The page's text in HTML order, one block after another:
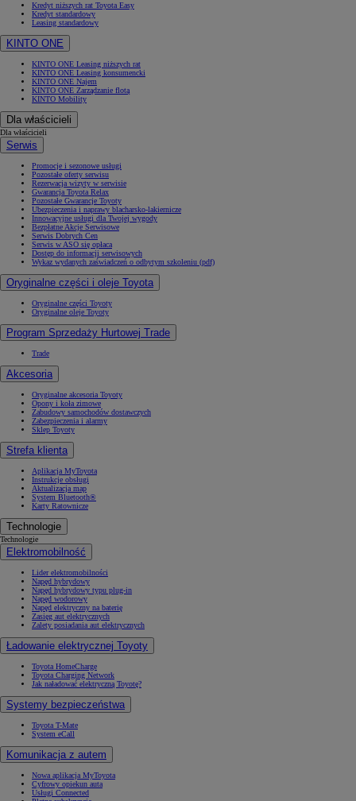
Kredyt niższych rat Toyota Easy
Kredyt standardowy
Leasing standardowy
KINTO ONE
KINTO ONE Leasing niższych rat
KINTO ONE Leasing konsumencki
KINTO ONE Najem
KINTO ONE Zarządzanie flotą
KINTO Mobility
Dla właścicieli
Dla właścicieli
Serwis
Promocje i sezonowe usługi
Pozostałe oferty serwisu
Rezerwacja wizyty w serwisie
Gwarancja Toyota Relax
Pozostałe Gwarancje Toyoty
Ubezpieczenia i naprawy blacharsko-lakiernicze
Innowacyjne usługi dla Twojej wygody
Bezpłatne Akcje Serwisowe
Serwis Dobrych Cen
Serwis w ASO się opłaca
Dostęp do informacji serwisowych
Wykaz wydanych zaświadczeń o odbytym szkoleniu (pdf)
Oryginalne części i oleje Toyota
Oryginalne części Toyoty
Oryginalne oleje Toyoty
Program Sprzedaży Hurtowej Trade
Trade
Akcesoria
Oryginalne akcesoria Toyoty
Opony i koła zimowe
Zabudowy samochodów dostawczych
Zabezpieczenia i alarmy
Sklep Toyoty
Strefa klienta
Aplikacja MyToyota
Instrukcje obsługi
Aktualizacja map
System Bluetooth®
Karty Ratownicze
Technologie
Technologie
Elektromobilność
Lider elektromobilności
Napęd hybrydowy
Napęd hybrydowy typu plug-in
Napęd wodorowy
Napęd elektryczny na baterię
Zasięg aut elektrycznych
Zalety posiadania aut elektrycznych
Ładowanie elektrycznej Toyoty
Toyota HomeCharge
Toyota Charging Network
Jak naładować elektryczną Toyotę?
Systemy bezpieczeństwa
Toyota T-Mate
System eCall
Komunikacja z autem
Nowa aplikacja MyToyota
Cyfrowy opiekun auta
Usługi Connected